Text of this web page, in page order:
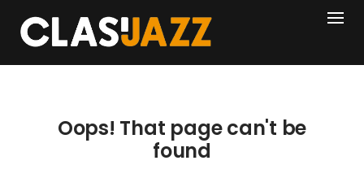
content
404
Oops! That page can't be
found